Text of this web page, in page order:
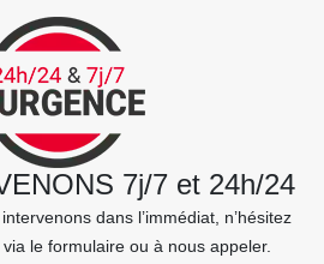
7j/7 et 24h/24
dans l’immédiat, n’hésitez
le formulaire ou à nous appeler.